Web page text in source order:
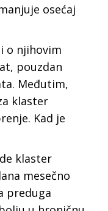
osećaj
o njihovim
pouzdan
Međutim,
klaster
Kad je
klaster
mesečno
preduga